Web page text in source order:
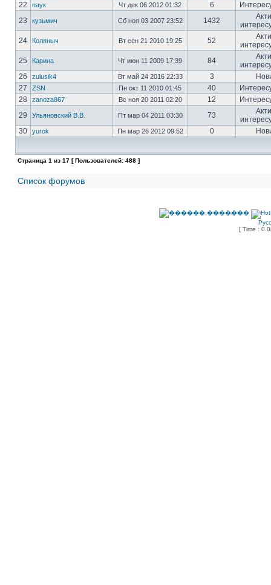
22
паук Чт дек 06 2012 01:32 6
23
кузьмич Сб ноя 03 2007 23:52 1432
24
Коляныч Вт сен 21 2010 19:25 52
25
Карина Чт июн 11 2009 17:39 84
26
zulusik4 Вт май 24 2016 22:33 3
27
ZSN Пн окт 11 2010 01:45 40
28
zanoza867 Вс ноя 20 2011 02:20 12
29
Ульяновский В.В. Пт мар 04 2011 03:30 73
30
yurok Пн мар 26 2012 09:52 0
Страница 1 из 17 [ Пользователей: 488 ]
Список форумов
[ Time :